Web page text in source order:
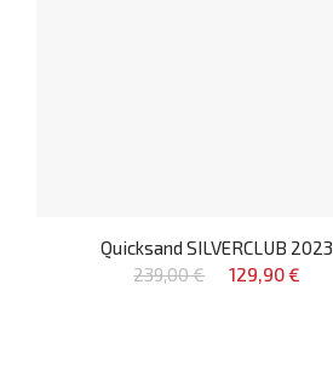
Quicksand SILVERCLUB 2023
239,00 €
129,90 €